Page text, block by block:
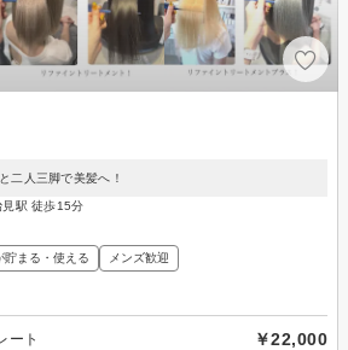
二人三脚で美髪へ！
見駅 徒歩15分
貯まる・使える メンズ歓迎
ート ￥22,000